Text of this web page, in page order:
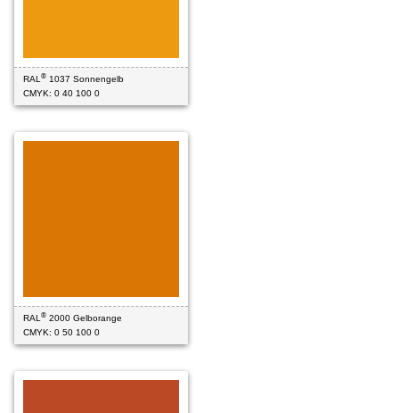
RAL® 1037 Sonnengelb
CMYK: 0 40 100 0
RAL® 2000 Gelborange
CMYK: 0 50 100 0